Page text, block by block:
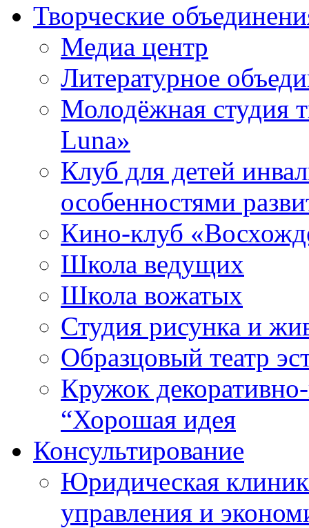
Творческие
Медиа центр
Литературное
Молодёжная студия
Luna»
Клуб для детей
особенностями
Кино-клуб
Школа ведущих
Школа вожатых
Студия рисунка и
Образцовый театр
Кружок
“Хорошая идея
Консультирование
Юридическая
управления и